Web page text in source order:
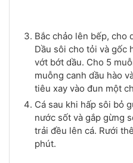
Bắc chảo lên bếp, cho
Dầu sôi cho tỏi và gốc
vớt bớt dầu. Cho 5
muỗng canh dầu hào
tiêu xay vào đun một
Cá sau khi hấp sôi bỏ
nước sốt và gắp gừng
trải đều lên cá. Rưới
phút.